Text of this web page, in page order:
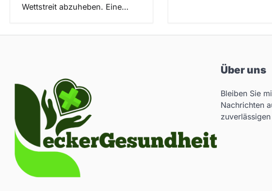
Wettstreit abzuheben. Eine…
Über uns
Bleiben Sie
Nachrichten